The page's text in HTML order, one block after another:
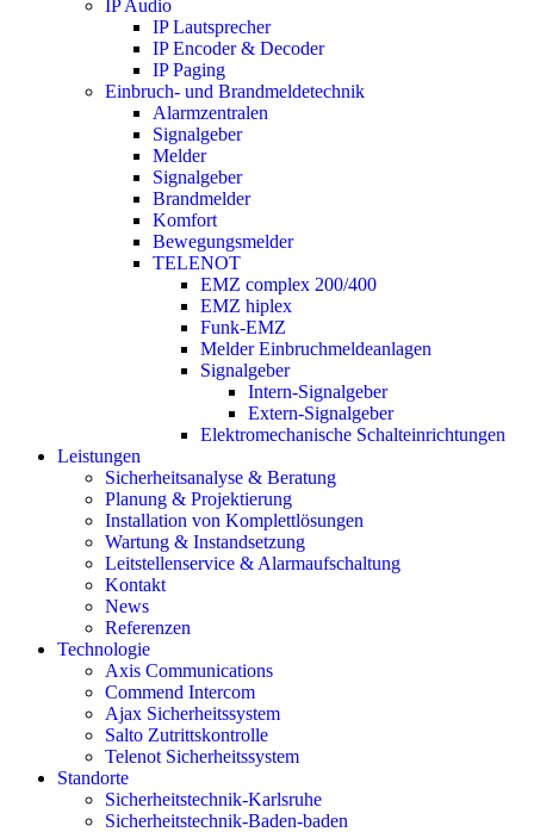
IP Audio
IP Lautsprecher
IP Encoder & Decoder
IP Paging
Einbruch- und Brandmeldetechnik
Alarmzentralen
Signalgeber
Melder
Signalgeber
Brandmelder
Komfort
Bewegungsmelder
TELENOT
EMZ complex 200/400
EMZ hiplex
Funk-EMZ
Melder Einbruchmeldeanlagen
Signalgeber
Intern-Signalgeber
Extern-Signalgeber
Elektromechanische Schalteinrichtungen
Leistungen
Sicherheitsanalyse & Beratung
Planung & Projektierung​
Installation von Komplettlösungen
Wartung & Instandsetzung
Leitstellenservice & Alarmaufschaltung
Kontakt
News
Referenzen
Technologie
Axis Communications
Commend Intercom
Ajax Sicherheitssystem​
Salto Zutrittskontrolle
Telenot Sicherheitssystem
Standorte
Sicherheitstechnik-Karlsruhe
Sicherheitstechnik-Baden-baden